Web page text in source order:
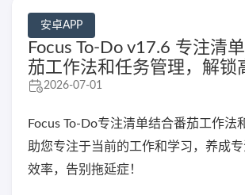
安卓APP
Focus To-Do v17.6 专注清
茄工作法和任务管理，解锁
2026-07-01
Focus To-Do专注清单结合番茄工作法
助您专注于当前的工作和学习，养成
效率，告别拖延症！